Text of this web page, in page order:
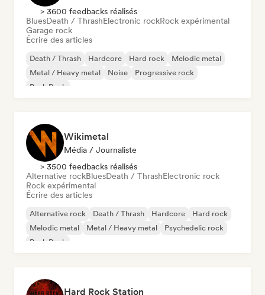
> 3600 feedbacks réalisés
BluesDeath / ThrashElectronic rockRock expérimental
Garage rock
Écrire des articles
Death / Thrash Hardcore Hard rock
Melodic metal
Metal / Heavy metal
Noise
Progressive rock
Punk Rock
Wikimetal
Média / Journaliste
> 3500 feedbacks réalisés
Alternative rockBluesDeath / ThrashElectronic rock
Rock expérimental
Écrire des articles
Alternative rock Death / Thrash Hardcore
Hard rock
Melodic metal
Metal / Heavy metal
Psychedelic rock
Punk Rock
Hard Rock Station